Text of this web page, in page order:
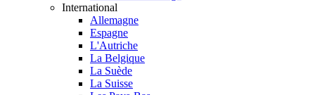
International
Allemagne
Espagne
L'Autriche
La Belgique
La Suède
La Suisse